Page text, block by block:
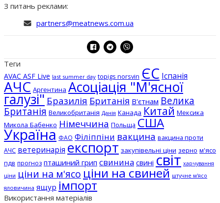
З питань реклами:
partners@meatnews.com.ua
Теги
AVAC ASF Live last summer day topigs norsvin ЄС Іспанія
АЧС Аргентина Асоціація "М'ясної
галузі" Бразилія Британія В'єтнам Велика
Британія Великобританія Данія Канада Китай Мексика
Микола Бабенко Німеччина Польща США
Україна ФАО Філіппіни вакцина вакцина проти
АЧС ветеринарія експорт закупівельні ціни зерно м'ясо
пдв прогноз пташиний грип свинина свині світ харчування
ціни ціни на м'ясо ціни на свиней штучне м'ясо
яловичина ящур імпорт
Використання матеріалів